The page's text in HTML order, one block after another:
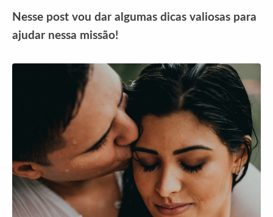
Nesse post vou dar algumas dicas valiosas para
ajudar nessa missão!